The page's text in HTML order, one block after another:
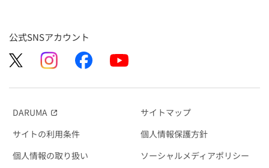
公式SNSアカウント
DARUMA
サイトマップ
サイトの利用条件
個人情報保護方針
個人情報の取り扱い
ソーシャルメディアポリシー